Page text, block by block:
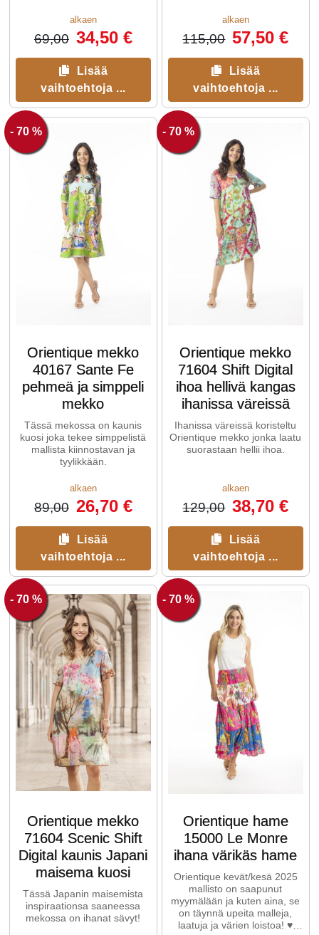
kaipaa hihoja.
alkaen
69,00 34,50 €
Lisää
vaihtoehtoja ...
alkaen
115,00 57,50 €
Lisää
vaihtoehtoja ...
Orientique mekko
40167 Sante Fe
pehmeä ja simppeli
mekko
Tässä mekossa on kaunis
kuosi joka tekee simppelistä
mallista kiinnostavan ja
tyylikkään.
alkaen
89,00 26,70 €
- 70 %
Lisää
vaihtoehtoja ...
Orientique mekko
71604 Shift Digital
ihoa hellivä kangas
ihanissa väreissä
Ihanissa väreissä koristeltu
Orientique mekko jonka laatu
suorastaan hellii ihoa.
alkaen
129,00 38,70 €
- 70 %
Lisää
vaihtoehtoja ...
Orientique mekko
71604 Scenic Shift
Digital kaunis Japani
maisema kuosi
Tässä Japanin maisemista
inspiraationsa saaneessa
mekossa on ihanat sävyt!
- 70 %
Orientique hame
15000 Le Monre
ihana värikäs hame
Orientique kevät/kesä 2025
mallisto on saapunut
myymälään ja kuten aina, se
on täynnä upeita malleja,
laatuja ja värien loistoa! ♥
- 70 %